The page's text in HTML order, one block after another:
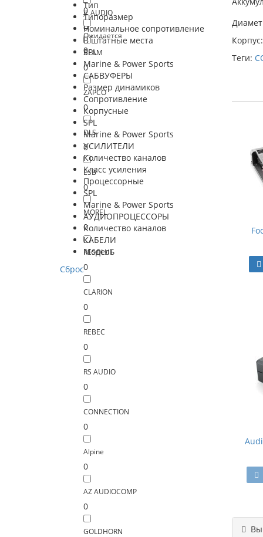
JL AUDIO
0
BLAM
0
ZAPCO
0
DLS
0
ESB
0
MOREL
0
RESOLUT
0
CLARION
0
REBEC
0
RS AUDIO
0
CONNECTION
0
Alpine
0
AZ AUDIOCOMP
0
GOLDHORN
0
Ожидается
0
Тип
Типоразмер
Номинальное сопротивление
В штатные места
SPL
Marine & Power Sports
САБВУФЕРЫ
Размер динамиков
Сопротивление
Корпусные
SPL
Marine & Power Sports
УСИЛИТЕЛИ
Количество каналов
Класс усиления
Процессорные
SPL
Marine & Power Sports
АУДИОПРОЦЕССОРЫ
Количество каналов
КАБЕЛИ
Модель
Сброс
Теги:
Вы